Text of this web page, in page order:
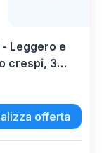
Leggero e
crespi, 3
separati,
Pro-Air
offerta